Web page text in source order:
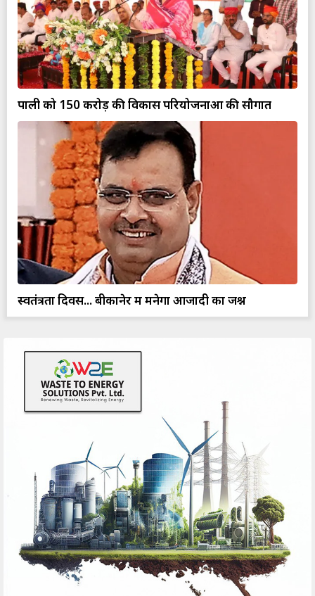
पाली को 150 करोड़ की विकास परियोजनाओं की सौगात
स्वतंत्रता दिवस... बीकानेर में मनेगा आजादी का जश्न